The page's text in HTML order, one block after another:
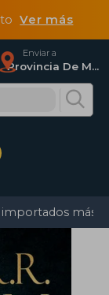
Ver más
Enviar a
Provincia De Madrid
más